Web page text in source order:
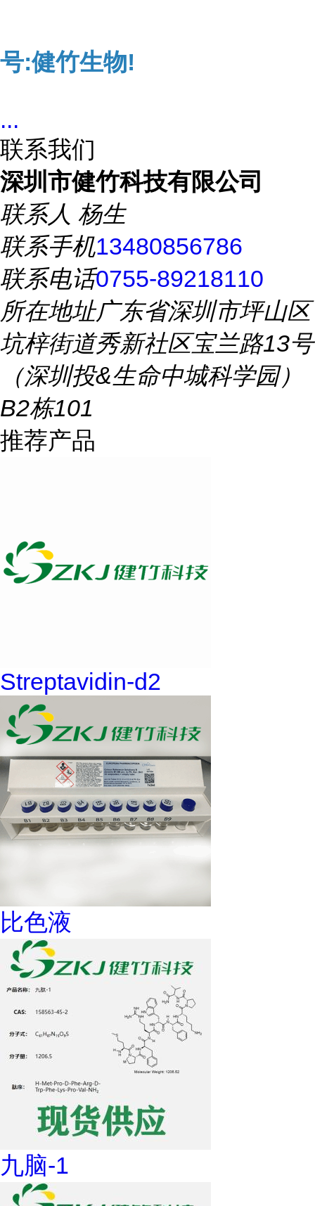
号:健竹生物!
...
联系我们
深圳市健竹科技有限公司
联系人 杨生
联系手机13480856786
联系电话0755-89218110
所在地址广东省深圳市坪山区
坑梓街道秀新社区宝兰路13号
（深圳投&生命中城科学园）
B2栋101
推荐产品
Streptavidin-d2
比色液
九脑-1